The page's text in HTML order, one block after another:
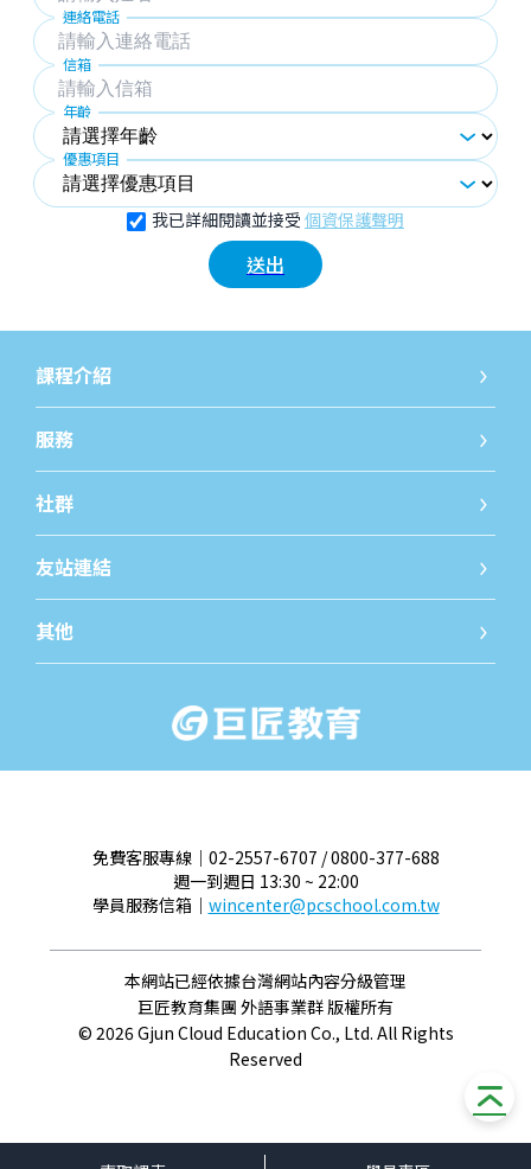
連絡電話
信箱
年齡
優惠項目
我已詳細閱讀並接受 個資保護聲明
送出
課程介紹
國小課程 國小
服務
線上發問 免費
社群
iWorld JR粉絲團
友站連結
巨匠教育 巨匠
其他
免費客服專線｜02-2557-6707 / 0800-377-688
週一到週日 13:30 ~ 22:00
學員服務信箱｜ wincenter@pcschool.com.tw
本網站已經依據台灣網站內容分級管理
巨匠教育集團 外語事業群 版權所有
© 2026 Gjun Cloud Education Co., Ltd. All Rights
Reserved